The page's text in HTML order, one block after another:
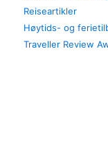
Reiseartikler
Høytids- og
Traveller Review